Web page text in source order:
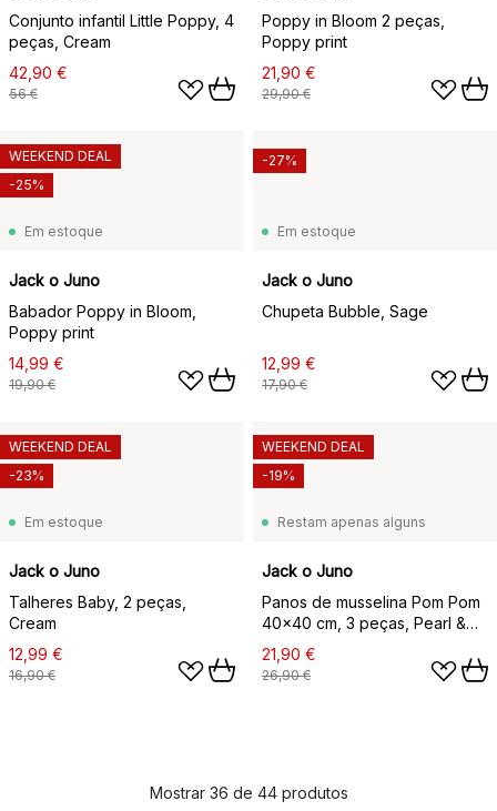
Conjunto infantil Little Poppy, 4
peças, Cream
42,90 €
56 €
Poppy in Bloom 2 peças,
Poppy print
21,90 €
29,90 €
Em estoque
Jack o Juno
Babador Poppy in Bloom,
Poppy print
14,99 €
19,90 €
WEEKEND DEAL
-25%
Em estoque
Jack o Juno
Chupeta Bubble, Sage
12,99 €
17,90 €
-27%
Em estoque
Jack o Juno
Talheres Baby, 2 peças,
Cream
12,99 €
16,90 €
WEEKEND DEAL
-23%
Restam apenas alguns
Jack o Juno
Panos de musselina Pom Pom
40x40 cm, 3 peças, Pearl &
Giraffe gray
21,90 €
26,90 €
WEEKEND DEAL
-19%
Mostrar 36 de 44 produtos